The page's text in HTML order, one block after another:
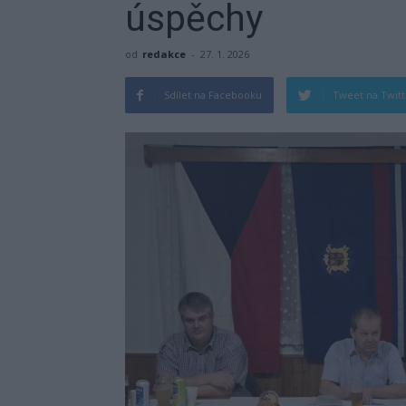
úspěchy
od redakce - 27. 1. 2026
Sdílet na Facebooku Tweet na